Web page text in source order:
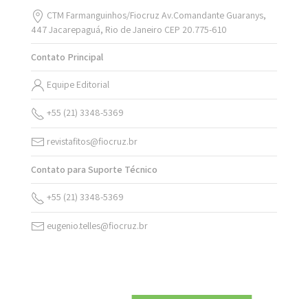
CTM Farmanguinhos/Fiocruz Av.Comandante Guaranys,
447 Jacarepaguá, Rio de Janeiro CEP 20.775-610
Contato Principal
Equipe Editorial
+55 (21) 3348-5369
revistafitos@fiocruz.br
Contato para Suporte Técnico
+55 (21) 3348-5369
eugenio.telles@fiocruz.br